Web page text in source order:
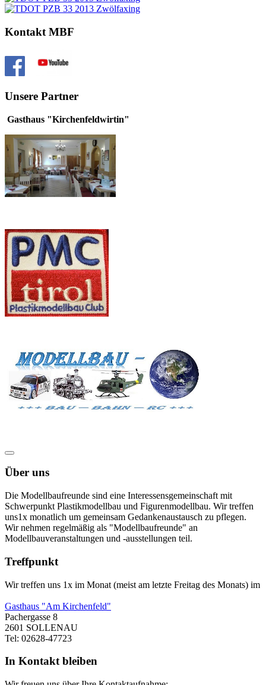
Kontakt MBF
Unsere Partner
Gasthaus "Kirchenfeldwirtin"
Über uns
Die Modellbaufreunde sind eine Interessensgemeinschaft mit
Schwerpunkt Plastikmodellbau und Figurenmodellbau. Wir treffen
uns1x monatlich um gemeinsam Gedankenaustausch zu pflegen.
Wir nehmen regelmäßig als "Modellbaufreunde" an
Modellbauveranstaltungen und -ausstellungen teil.
Treffpunkt
Wir treffen uns 1x im Monat (meist am letzte Freitag des Monats) im
Gasthaus "Am Kirchenfeld"
Pachergasse 8
2601 SOLLENAU
Tel: 02628-47723
In Kontakt bleiben